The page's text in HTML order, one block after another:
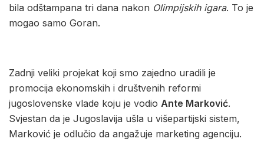
bila odštampana tri dana nakon Olimpijskih igara. To je
mogao samo Goran.
Zadnji veliki projekat koji smo zajedno uradili je
promocija ekonomskih i društvenih reformi
jugoslovenske vlade koju je vodio Ante Marković.
Svjestan da je Jugoslavija ušla u višepartijski sistem,
Marković je odlučio da angažuje marketing agenciju.